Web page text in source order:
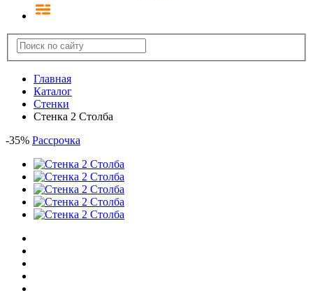
Главная
Каталог
Стенки
Стенка 2 Столба
-35% Рассрочка